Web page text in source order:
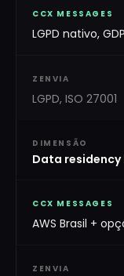
CCX MESSAGES
LGPD nativo,
ZENVIA
LGPD, ISO 27001
DIMENSÃO
Data residency
CCX MESSAGES
AWS Brasil +
ZENVIA